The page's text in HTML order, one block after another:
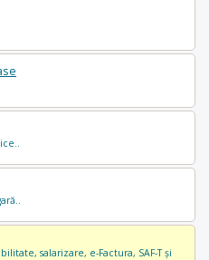
salarizare, e-Factura, SAF-T și